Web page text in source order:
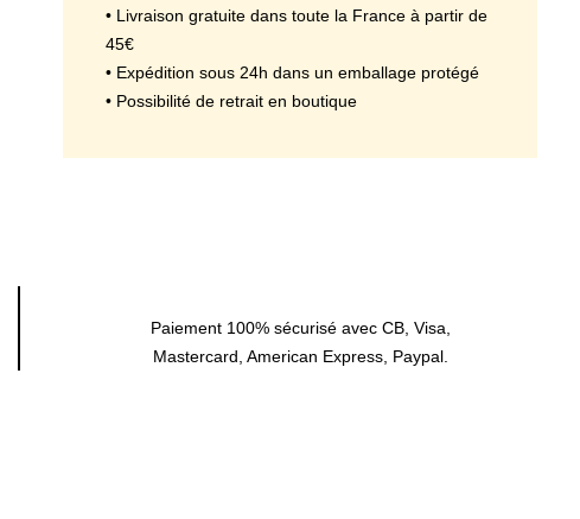
• Livraison gratuite dans toute la France à partir de
45€
• Expédition sous 24h dans un emballage protégé
• Possibilité de retrait en boutique
Paiement 100% sécurisé avec CB, Visa,
Mastercard, American Express, Paypal.